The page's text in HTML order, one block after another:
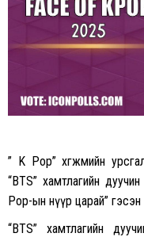
” K Pop” xөгжмийн
“BTS” xамтлагийн
Pop-ын нүүр царай”
“BTS” xамтлагийн